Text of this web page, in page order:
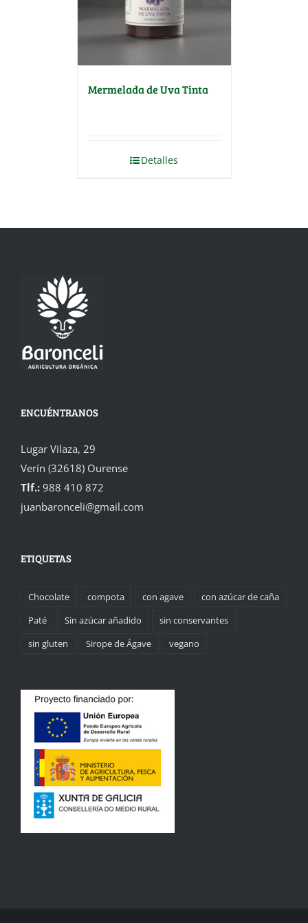
Mermelada de Uva Tinta
Detalles
ENCUÉNTRANOS
Lugar Vilaza, 29
Verín (32618) Ourense
Tlf.: 988 410 872
juanbaronceli@gmail.com
ETIQUETAS
Chocolate compota con agave
con azúcar de caña
Paté
Sin azúcar añadido
sin conservantes
sin gluten
Sirope de Ágave vegano